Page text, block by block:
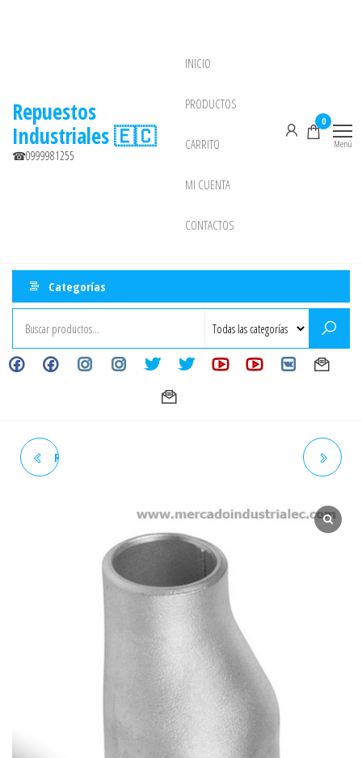
Repuestos
Industriales 🇪🇨
☎0999981255
INICIO
PRODUCTOS
CARRITO
MI CUENTA
CONTACTOS
0
Menú
Categorías
REDUCCIÓN CONCÉNTRICA
SCH. CÉDULA 40 GRADO 304 3/4" SCH. CÉDULA 40 GRADO
304 /304L